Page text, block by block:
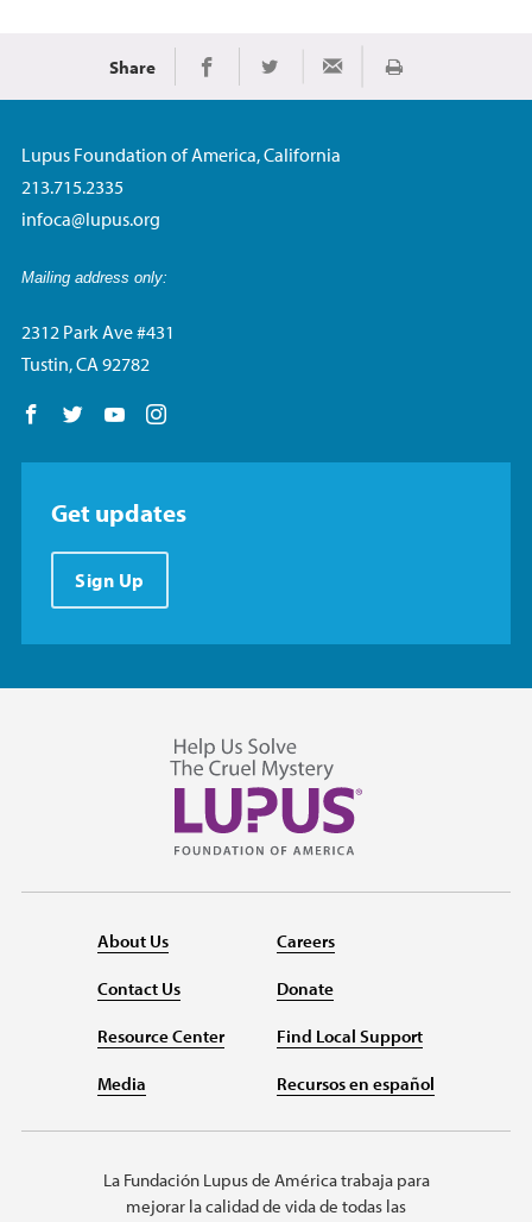
Share Share on Facebook
Share on TwitterShare via EmailImprimir
Lupus Foundation of America, California
213.715.2335
infoca@lupus.org
Mailing address only:
2312 Park Ave #431
Tustin, CA 92782
Follow us on Facebook
Follow us on Twitter
Follow us on YouTube
Get updates
Sign Up
About Us
Contact Us
Resource Center
Media
Careers
Donate
Find Local Support
Recursos en español
La Fundación Lupus de América trabaja para
mejorar la calidad de vida de todas las